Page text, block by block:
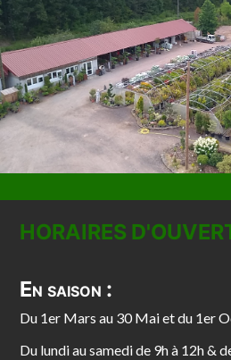
HORAIRES
En saison :
Du 1er Mars au 30 Mai et du 1er
Du lundi au samedi de 9h à 12h &